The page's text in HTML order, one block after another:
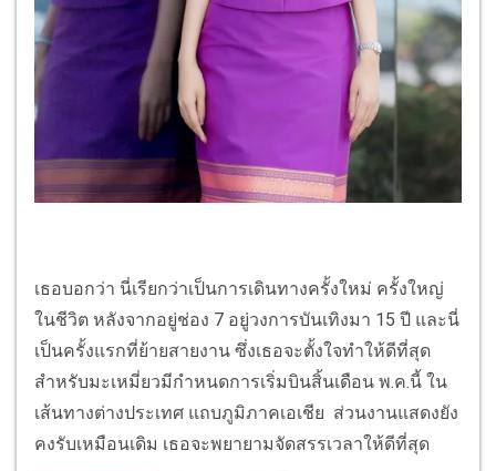
เธอบอกว่า นี่เรียกว่าเป็นการเดินทางครั้งใหม่ ครั้งใหญ่
ในชีวิต หลังจากอยู่ช่อง 7 อยู่วงการบันเทิงมา 15 ปี และนี่
เป็นครั้งแรกที่ย้ายสายงาน ซึ่งเธอจะตั้งใจทำให้ดีที่สุด
สำหรับมะเหมี่ยวมีกำหนดการเริ่มบินสิ้นเดือน พ.ค.นี้ ใน
เส้นทางต่างประเทศ แถบภูมิภาคเอเชีย ส่วนงานแสดงยัง
คงรับเหมือนเดิม เธอจะพยายามจัดสรรเวลาให้ดีที่สุด